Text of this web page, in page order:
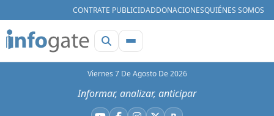
CONTRATE PUBLICIDADDONACIONESQUIÉNES SOMOS
Viernes 7 De Agosto De 2026
Informar, analizar, anticipar